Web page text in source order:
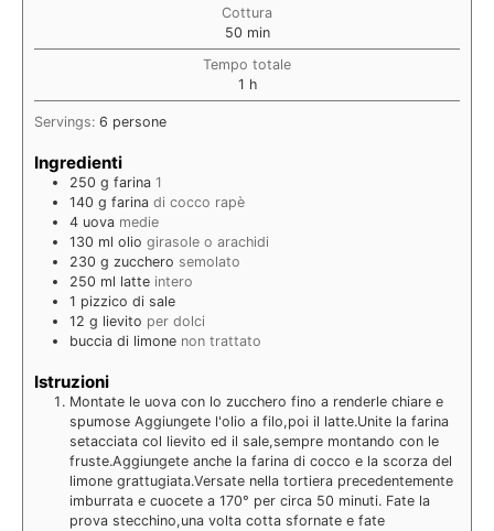
Cottura
50 min
Tempo totale
1 h
Servings: 6 persone
Ingredienti
250 g farina 1
140 g farina di cocco rapè
4 uova medie
130 ml olio girasole o arachidi
230 g zucchero semolato
250 ml latte intero
1 pizzico di sale
12 g lievito per dolci
buccia di limone non trattato
Istruzioni
Montate le uova con lo zucchero fino a renderle chiare e
spumose Aggiungete l'olio a filo,poi il latte.Unite la farina
setacciata col lievito ed il sale,sempre montando con le
fruste.Aggiungete anche la farina di cocco e la scorza del
limone grattugiata.Versate nella tortiera precedentemente
imburrata e cuocete a 170° per circa 50 minuti. Fate la
prova stecchino,una volta cotta sfornate e fate